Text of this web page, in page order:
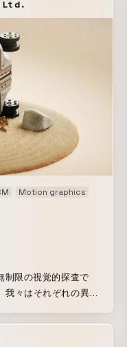
Ltd.
Motion graphics
制限の視覚的探査で
我々はそれぞれの異な